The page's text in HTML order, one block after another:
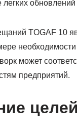
TOGAF 10
может
предприятий.